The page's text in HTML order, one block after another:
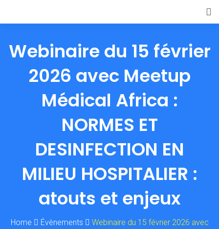
Webinaire du 15 février
2026 avec Meetup
Médical Africa :
NORMES ET
DESINFECTION EN
MILIEU HOSPITALIER :
atouts et enjeux
Home Évènements
Webinaire du 15 février 2026 avec